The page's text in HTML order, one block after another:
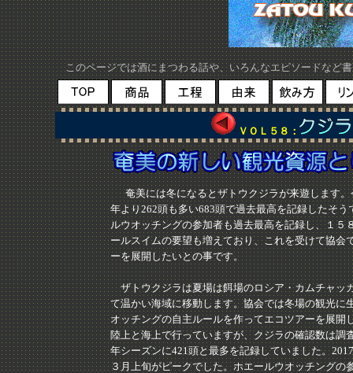
このページでは酒にまつわる話や、いろんなエピソードなど
ＶＯＬ５８：
奄美には冬になるとザトウクジラが来遊します。
年より262頭も多い683頭で過去最高を記録したそ
ルウオッチングの参加者も過去最高を記録し、１
ールスイムの要望も増えており、これを受けて協
ーを展開したいとの事です。
ザトウクジラは夏場は餌場のロシア・カムチャッ
て温かい海域に移動します。協会では冬場の観光
オッチングの自主ルールを作ってエコツアーを展
陸上と海上で行っていますが、クジラの確認数は調
年シーズンに421頭と最多を記録していました。
３月上旬がピークでした。ホエールウオッチング